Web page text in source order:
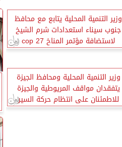
وزير التنمية المحلية يتابع مع محافظ
جنوب سيناء استعدادات شرم الشيخ
لاستضافة مؤتمر المناخ cop 27
وزير التنمية المحلية ومحافظ الجيزة
يتفقدان مواقف المريوطية والجيزة
للاطمئنان على انتظام حركة السير